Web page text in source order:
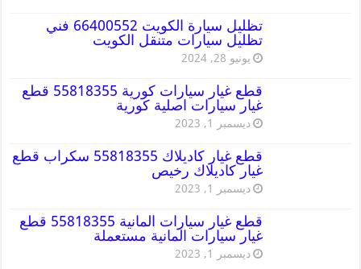
تظليل سيارة الكويت 66400552 فني
تظليل سيارات متنقل الكويت
يونيو 28, 2024
قطع غيار سيارات كورية 55818355 قطع
غيار سيارات اصلية كورية
ديسمبر 1, 2023
قطع غيار كاديلاك 55818355 سكراب قطع
غيار كاديلاك رخيص
ديسمبر 1, 2023
قطع غيار سيارات المانية 55818355 قطع
غيار سيارات المانية مستعملة
ديسمبر 1, 2023